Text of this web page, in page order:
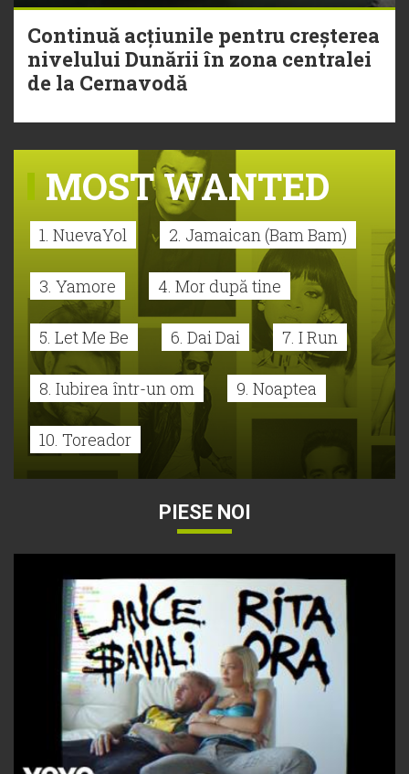
Continuă acțiunile pentru creșterea
nivelului Dunării în zona centralei
de la Cernavodă
MOST WANTED
1. NuevaYol 2. Jamaican (Bam Bam)
3. Yamore 4. Mor după tine
5. Let Me Be 6. Dai Dai 7. I Run
8. Iubirea într-un om 9. Noaptea
10. Toreador
PIESE NOI